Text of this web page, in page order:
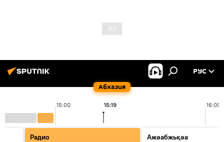
Абхазия
РУС
15:00 16:00
15:19
Радио
Ажәабжьқәа